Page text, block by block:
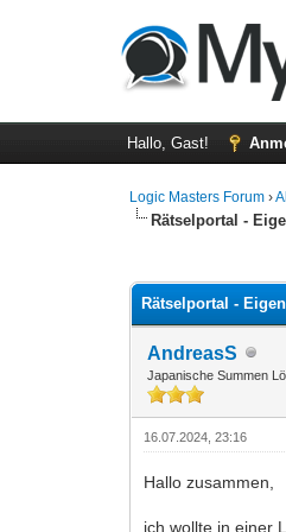
Hallo, Gast!
Logic Masters Forum ›
Rätselportal -
Rätselportal -
AndreasS
Japanische Summen
16.07.2024, 23:16
Hallo zusammen,
ich wollte in einer